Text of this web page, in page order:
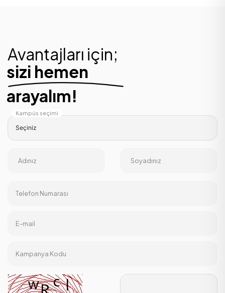
Avantajları için;
sizi hemen
arayalım!
Kampüs seçimi
Adınız Soyadınız
Telefon Numarası
E-mail
Kampanya Kodu